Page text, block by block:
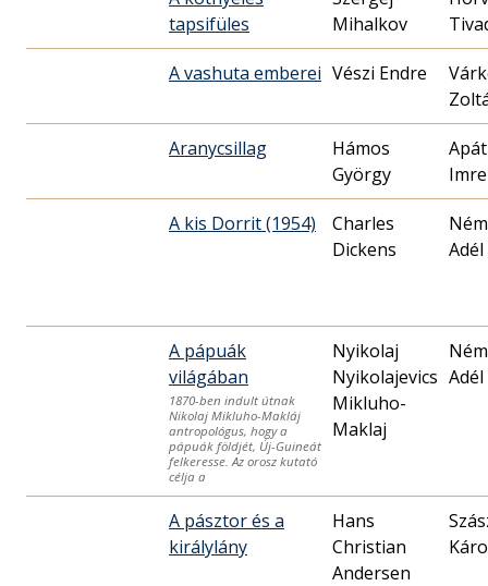
tapsifüles
Mihalkov
A vashuta emberei Vészi Endre
Aranycsillag
Hámos
György
Imre
A kis Dorrit (1954)
Charles
Dickens
Adél
A pápuák
világában
1870-ben indult útnak
Nikolaj Mikluho-Makláj
antropológus, hogy a
pápuák földjét, Új-Guineát
felkeresse. Az orosz kutató
célja a
Nyikolaj
Nyikolajevics
Mikluho-
Maklaj
Adél
A pásztor és a
királylány
Hans
Christian
Andersen